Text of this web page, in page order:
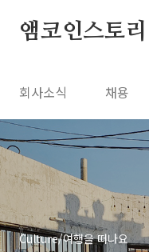
앰코인스토리
회사소식 채용
Culture/여행을 떠나요